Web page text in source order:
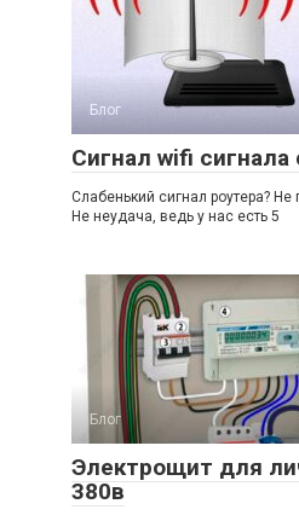
Блог
Сигнал wifi
Слабенький сигнал роутера? Не
Не неудача, ведь у нас есть 5
Блог
Электрощит для
380в